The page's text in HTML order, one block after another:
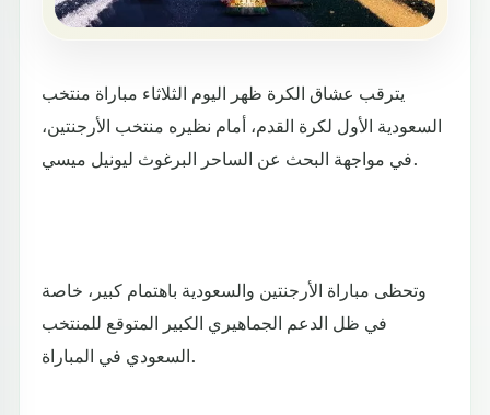
يترقب عشاق الكرة ظهر اليوم الثلاثاء مباراة منتخب
السعودية الأول لكرة القدم، أمام نظيره منتخب الأرجنتين،
في مواجهة البحث عن الساحر البرغوث ليونيل ميسي.
وتحظى مباراة الأرجنتين والسعودية باهتمام كبير، خاصة
في ظل الدعم الجماهيري الكبير المتوقع للمنتخب
السعودي في المباراة.